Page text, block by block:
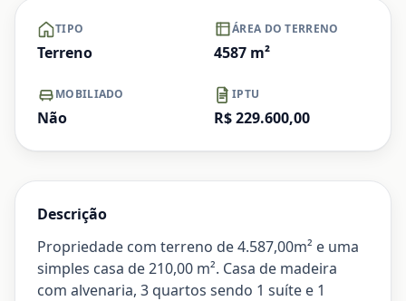
TIPO
Terreno
ÁREA DO TERRENO
4587 m²
MOBILIADO
Não
IPTU
R$ 229.600,00
Descrição
Propriedade com terreno de 4.587,00m² e uma
simples casa de 210,00 m². Casa de madeira
com alvenaria, 3 quartos sendo 1 suíte e 1